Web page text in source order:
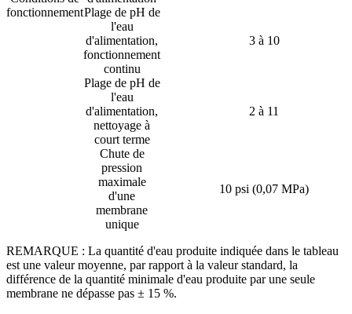
fonctionnementPlage de pH de
l'eau
d'alimentation,
fonctionnement
continu
3 à 10
Plage de pH de
l'eau
d'alimentation,
nettoyage à
court terme
2 à 11
Chute de
pression
maximale
d'une
membrane
unique
10 psi (0,07 MPa)
REMARQUE : La quantité d'eau produite indiquée dans le tableau
est une valeur moyenne, par rapport à la valeur standard, la
différence de la quantité minimale d'eau produite par une seule
membrane ne dépasse pas ± 15 %.